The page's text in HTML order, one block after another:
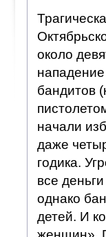
около
бандитов
начали
даже
годика.
все
однако
детей. И